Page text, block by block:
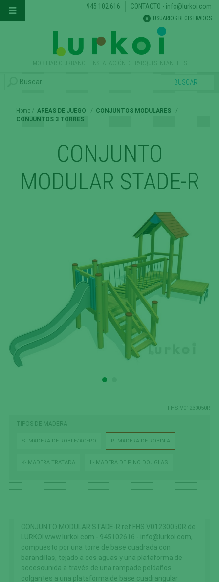
MOBILIARIO URBANO E INSTALACIÓN DE PARQUES INFANTILES
945 102 616 CONTACTO - info@lurkoi.com
USUARIOS REGISTRADOS
Home AREAS DE JUEGO
CONJUNTOS MODULARES
CONJUNTOS 3 TORRES
CONJUNTO
MODULAR STADE-R
FHS.V01230050R
TIPOS DE MADERA
S- MADERA DE ROBLE/ACERO R- MADERA DE ROBINIA
K- MADERA TRATADA L- MADERA DE PINO DOUGLAS
CONJUNTO MODULAR STADE-R ref FHS.V01230050R de
LURKOI www.lurkoi.com - 945102616 - info@lurkoi.com,
compuesto por una torre de base cuadrada con
barandillas, tejado a dos aguas y una plataforma de
accesounida a través de una rampade peldaños
colgantes a una plataforma de base cuadrangular